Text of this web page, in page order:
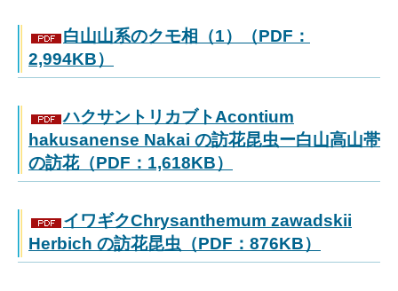
白山山系のクモ相（1）（PDF：
2,994KB）
ハクサントリカブトAcontium
hakusanense Nakai の訪花昆虫ー白山高山帯
の訪花（PDF：1,618KB）
イワギクChrysanthemum zawadskii
Herbich の訪花昆虫（PDF：876KB）